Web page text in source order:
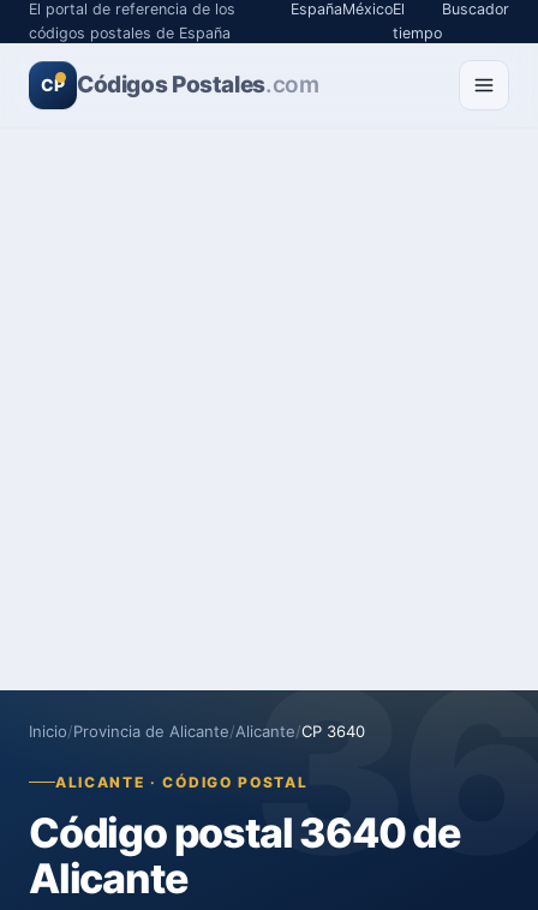
El portal de referencia de los
códigos postales de España
EspañaMéxicoEl
tiempo
Buscador
CP Códigos Postales.com
Inicio/Provincia de Alicante/Alicante/CP 3640
ALICANTE · CÓDIGO POSTAL
Código postal 3640 de
Alicante